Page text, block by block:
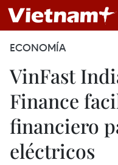
ECONOMÍA
VinFast
Finance
financiero
eléctricos